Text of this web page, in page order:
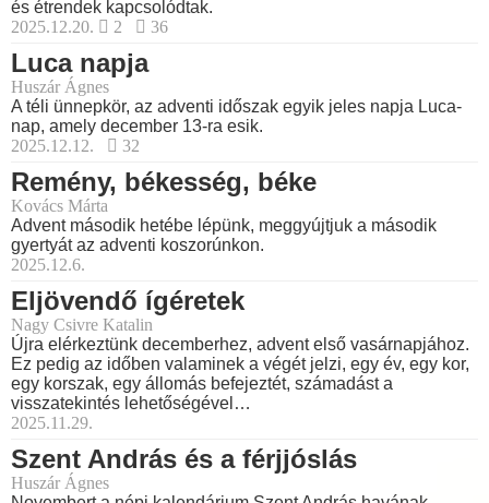
és étrendek kapcsolódtak.
2025.12.20.
2 36
Luca napja
Huszár Ágnes
A téli ünnepkör, az adventi időszak egyik jeles napja Luca-
nap, amely december 13-ra esik.
2025.12.12.
32
Remény, békesség, béke
Kovács Márta
Advent második hetébe lépünk, meggyújtjuk a második
gyertyát az adventi koszorúnkon.
2025.12.6.
Eljövendő ígéretek
Nagy Csivre Katalin
Újra elérkeztünk decemberhez, advent első vasárnapjához.
Ez pedig az időben valaminek a végét jelzi, egy év, egy kor,
egy korszak, egy állomás befejeztét, számadást a
visszatekintés lehetőségével…
2025.11.29.
Szent András és a férjjóslás
Huszár Ágnes